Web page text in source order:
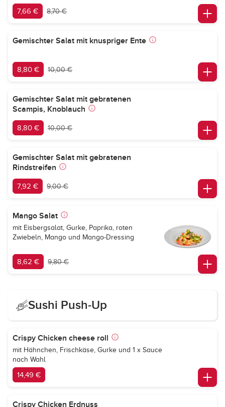
7,66 € 8,70 €
Gemischter Salat mit knuspriger Ente
8,80 € 10,00 €
Gemischter Salat mit gebratenen
Scampis, Knoblauch
8,80 € 10,00 €
Gemischter Salat mit gebratenen
Rindstreifen
7,92 € 9,00 €
Mango Salat
mit Eisbergsalat, Gurke, Paprika, roten
Zwiebeln, Mango und Mango-Dressing
8,62 € 9,80 €
Sushi Push-Up
Crispy Chicken cheese roll
mit Hähnchen, Frischkäse, Gurke und 1 x Sauce
nach Wahl
14,49 €
Crispy Chicken Erdnuss